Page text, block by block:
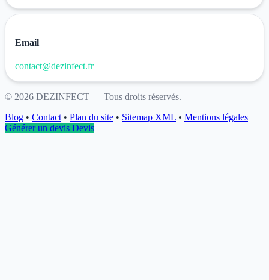
Email
contact@dezinfect.fr
© 2026 DEZINFECT — Tous droits réservés.
Blog • Contact • Plan du site • Sitemap XML • Mentions légales
Générer un devis Devis